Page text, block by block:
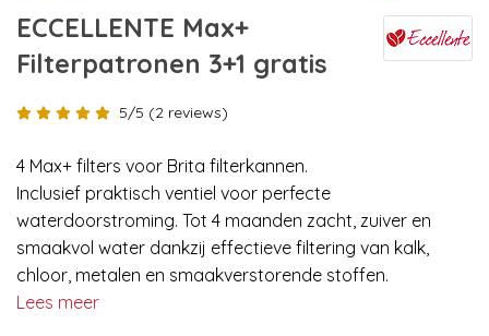
ECCELLENTE Max+
Filterpatronen 3+1 gratis
5/5 (2 reviews)
4 Max+ filters voor Brita filterkannen.
Inclusief praktisch ventiel voor perfecte
waterdoorstroming. Tot 4 maanden zacht, zuiver en
smaakvol water dankzij effectieve filtering van kalk,
chloor, metalen en smaakverstorende stoffen.
Lees meer